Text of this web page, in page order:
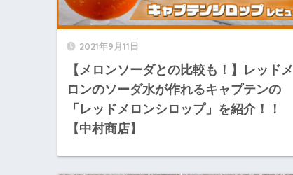
2021年9月11日
【メロンソーダとの比較も！】レッドメ
ロンのソーダ水が作れるキャプテンの
「レッドメロンシロップ」を紹介！！
【中村商店】